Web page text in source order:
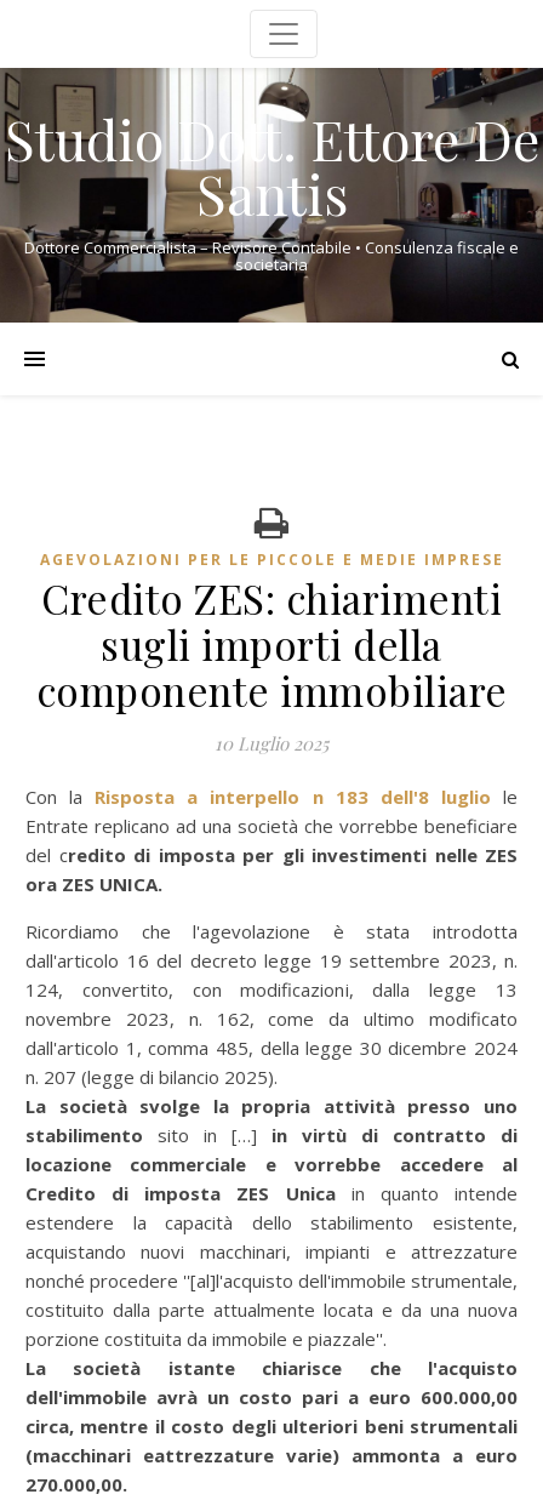
Studio Dott. Ettore De
Santis
Dottore Commercialista – Revisore Contabile • Consulenza fiscale e
societaria
AGEVOLAZIONI PER LE PICCOLE E MEDIE IMPRESE
Credito ZES: chiarimenti
sugli importi della
componente immobiliare
10 Luglio 2025
Con la Risposta a interpello n 183 dell'8 luglio le
Entrate replicano ad una società che vorrebbe beneficiare
del credito di imposta per gli investimenti nelle ZES
ora ZES UNICA.
Ricordiamo che l'agevolazione è stata introdotta
dall'articolo 16 del decreto legge 19 settembre 2023, n.
124, convertito, con modificazioni, dalla legge 13
novembre 2023, n. 162, come da ultimo modificato
dall'articolo 1, comma 485, della legge 30 dicembre 2024
n. 207 (legge di bilancio 2025).
La società svolge la propria attività presso uno
stabilimento sito in […] in virtù di contratto di
locazione commerciale e vorrebbe accedere al
Credito di imposta ZES Unica in quanto intende
estendere la capacità dello stabilimento esistente,
acquistando nuovi macchinari, impianti e attrezzature
nonché procedere ''[al]l'acquisto dell'immobile strumentale,
costituito dalla parte attualmente locata e da una nuova
porzione costituita da immobile e piazzale''.
La società istante chiarisce chel'acquisto
dell'immobile avrà un costo pari a euro 600.000,00
circa, mentre il costo degli ulteriori beni strumentali
(macchinari eattrezzature varie) ammonta a euro
270.000,00.